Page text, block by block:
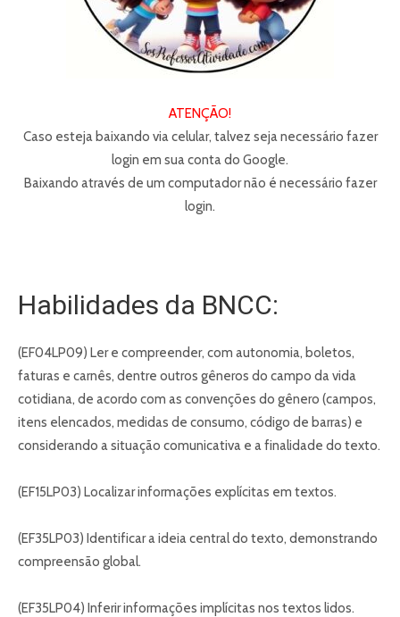
ATENÇÃO!
Caso esteja baixando via celular, talvez seja necessário fazer
login em sua conta do Google.
Baixando através de um computador não é necessário fazer
login.
Habilidades da BNCC:
(EF04LP09) Ler e compreender, com autonomia, boletos,
faturas e carnês, dentre outros gêneros do campo da vida
cotidiana, de acordo com as convenções do gênero (campos,
itens elencados, medidas de consumo, código de barras) e
considerando a situação comunicativa e a finalidade do texto.
(EF15LP03) Localizar informações explícitas em textos.
(EF35LP03) Identificar a ideia central do texto, demonstrando
compreensão global.
(EF35LP04) Inferir informações implícitas nos textos lidos.